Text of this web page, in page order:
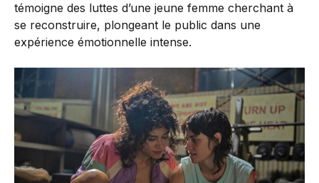
témoigne des luttes d’une jeune femme cherchant à
se reconstruire, plongeant le public dans une
expérience émotionnelle intense.